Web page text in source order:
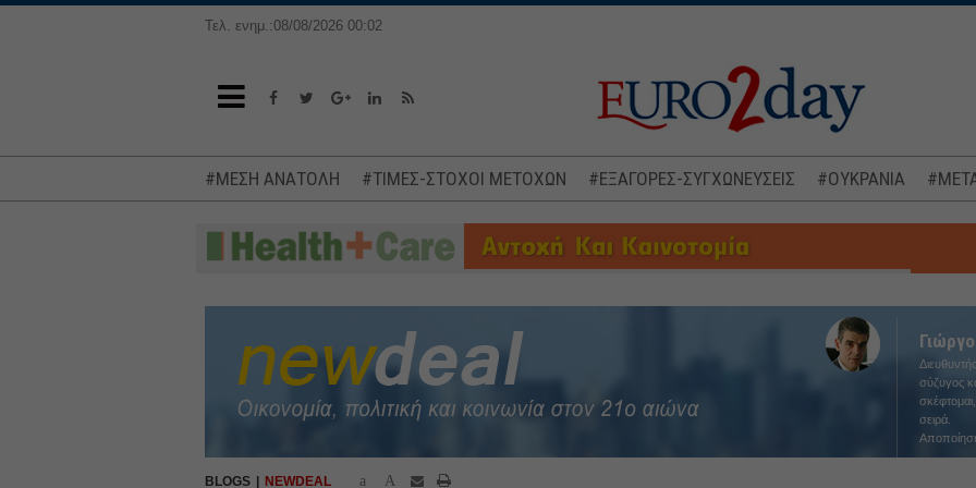
Τελ. ενημ.:08/08/2026 00:02
#ΜΕΣΗ ΑΝΑΤΟΛΗ #ΤΙΜΕΣ-ΣΤΟΧΟΙ ΜΕΤΟΧΩΝ #ΕΞΑΓΟΡΕΣ-ΣΥΓΧΩΝΕΥΣΕΙΣ #ΟΥΚΡΑΝΙΑ
σύζυγος
σειρά.
BLOGS NEWDEAL a A